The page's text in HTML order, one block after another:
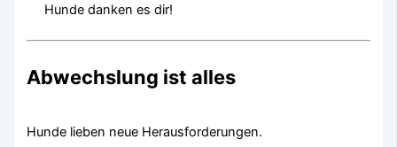
Hunde danken es dir!
Abwechslung ist alles
Hunde lieben neue Herausforderungen.